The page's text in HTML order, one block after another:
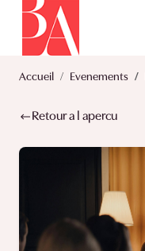
Accueil Evenements
Retour a l apercu